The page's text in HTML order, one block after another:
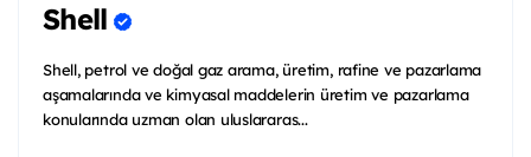
Shell
Shell, petrol ve doğal gaz arama, üretim, rafine ve pazarlama
aşamalarında ve kimyasal maddelerin üretim ve pazarlama
konularında uzman olan uluslararas...